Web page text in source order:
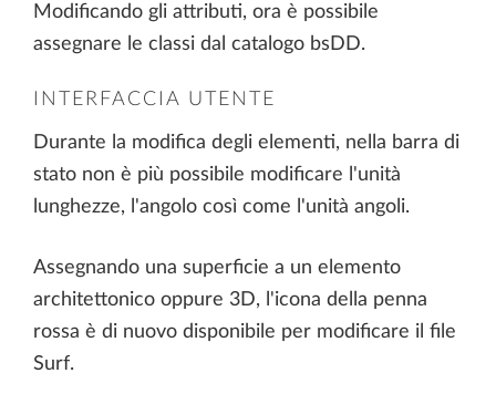
Modificando gli attributi, ora è possibile
assegnare le classi dal catalogo bsDD.
INTERFACCIA UTENTE
Durante la modifica degli elementi, nella barra di
stato non è più possibile modificare l'unità
lunghezze, l'angolo così come l'unità angoli.
Assegnando una superficie a un elemento
architettonico oppure 3D, l'icona della penna
rossa è di nuovo disponibile per modificare il file
Surf.